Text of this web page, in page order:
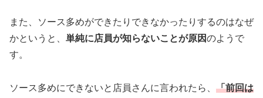
また、ソース多めができたりできなかったりするのはなぜ
かというと、 単純に店員が知らないことが原因のようで
す。
ソース多めにできないと店員さんに言われたら、 「前回は